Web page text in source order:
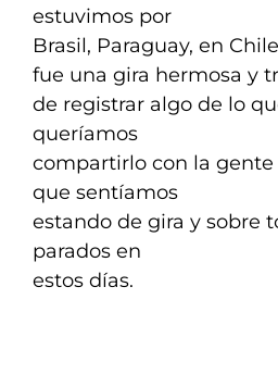
estuvimos por
Brasil, Paraguay, en
fue una gira hermosa y
de registrar algo de lo
queríamos
compartirlo con la
que sentíamos
estando de gira y sobre
parados en
estos días.